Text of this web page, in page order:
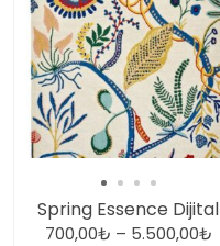
Spring Essence Dijital
700,00₺ – 5.500,00₺